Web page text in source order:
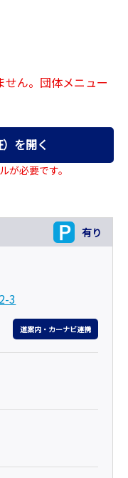
ん。団体メニュー
を開く
必要です。
有り
3
道案内・カーナビ連携